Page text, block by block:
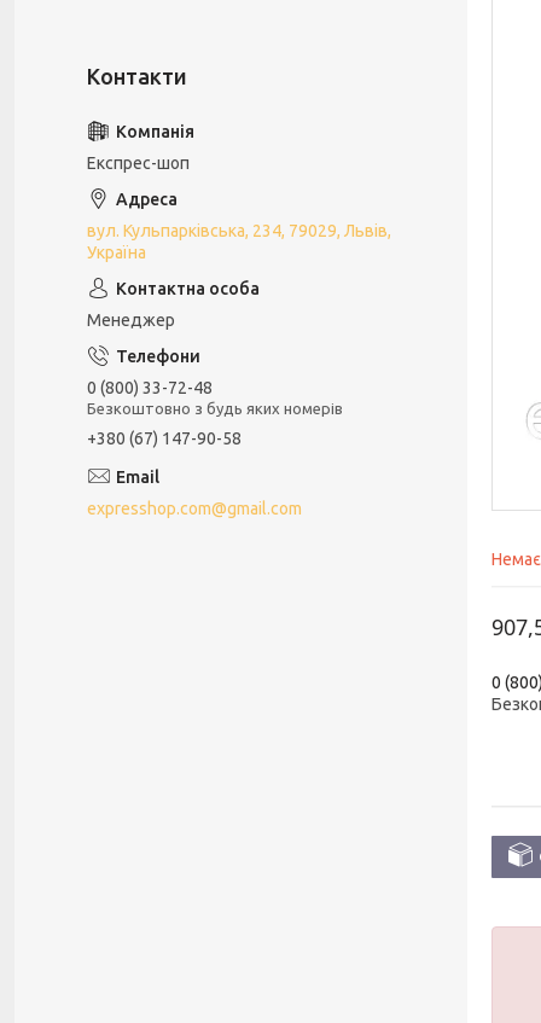
Немає
0
Експрес-шоп
вул. Кульпарківська, 234, 79029, Львів,
Україна
Менеджер
0 (800) 33-72-48
Безкоштовно з будь яких номерів
+380 (67) 147-90-58
expresshop.com@gmail.com